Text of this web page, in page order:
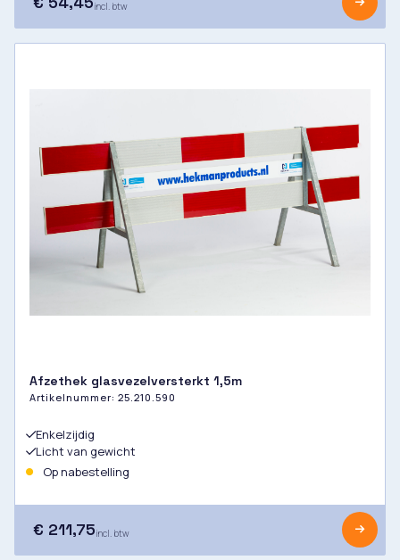
incl. btw
Afzethek glasvezelversterkt 1,5m
Artikelnummer: 25.210.590
Enkelzijdig
Licht van gewicht
Op nabestelling
€ 211,75incl. btw